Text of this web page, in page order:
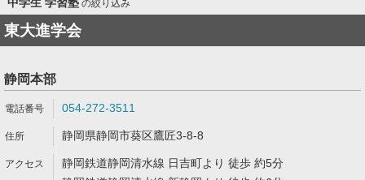
の絞り込み
東大進学会
静岡本部
054-272-3511
静岡県静岡市葵区鷹匠3-8-8
静岡鉄道静岡清水線 日吉町より 徒歩 約5分